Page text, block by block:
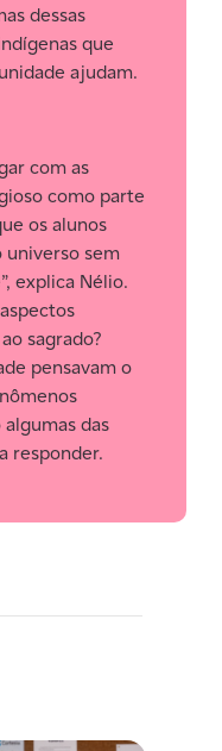
dessas
que
ajudam.
com as
como parte
os alunos
universo sem
explica Nélio.
sagrado?
pensavam o
das
responder.